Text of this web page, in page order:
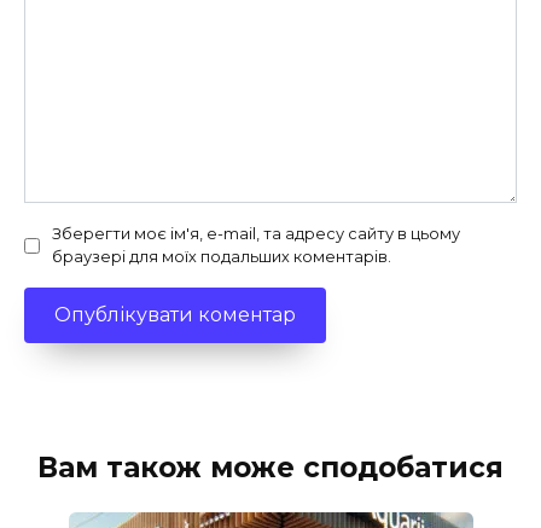
Зберегти моє ім'я, e-mail, та адресу сайту в цьому
браузері для моїх подальших коментарів.
Вам також може сподобатися